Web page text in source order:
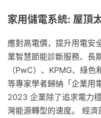
家用儲電系統: 屋頂
應對高電價，提升用電安
業智慧節能診斷服務、長
（PwC）、KPMG、綠
等專家學者歸納「企業用
2023 企業除了追求電力
灣能源轉型的速度。 經